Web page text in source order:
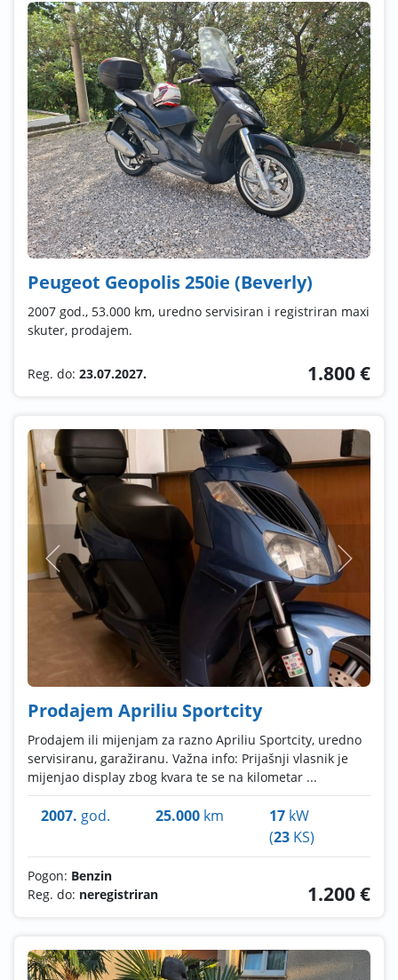
Peugeot Geopolis 250ie (Beverly)
2007 god., 53.000 km, uredno servisiran i registriran maxi
skuter, prodajem.
Reg. do: 23.07.2027. 1.800 €
Prodajem Apriliu Sportcity
Prodajem ili mijenjam za razno Apriliu Sportcity, uredno
servisiranu, garažiranu. Važna info: Prijašnji vlasnik je
mijenjao display zbog kvara te se na kilometar ...
2007. god. 25.000km 17 kW
(23 KS)
Pogon: Benzin
Reg. do: neregistriran 1.200 €